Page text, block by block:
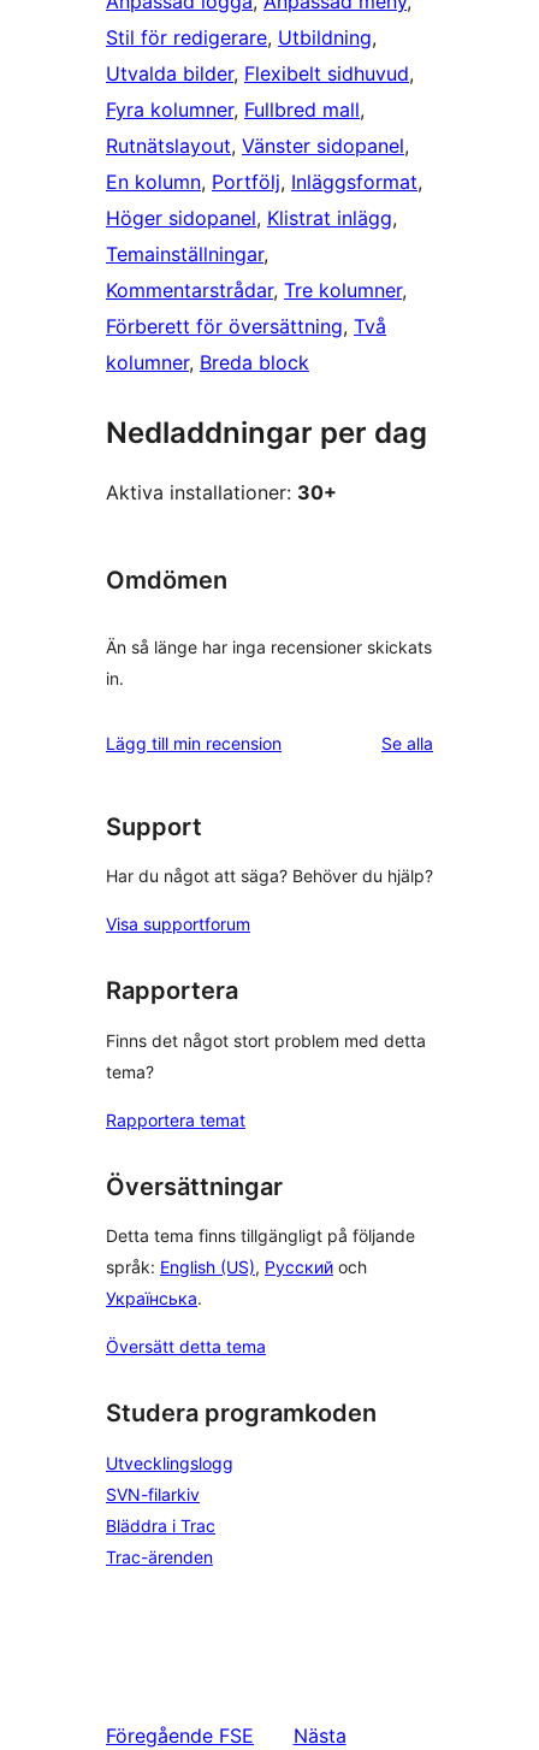
Stil för redigerare, Utbildning
Utvalda bilder, Flexibelt sidhuvud
Fyra kolumner, Fullbred mall
Rutnätslayout, Vänster sidopanel
En kolumn, Portfölj, Inläggsformat
Höger sidopanel, Klistrat inlägg
Temainställningar
Kommentarstrådar, Tre kolumner
Förberett för översättning, Två
kolumner, Breda block
Nedladdningar per dag
Aktiva installationer: 30+
Omdömen
Än så länge har inga recensioner skickats
in.
Lägg till min recension Se alla
Support
Har du något att säga? Behöver du hjälp?
Visa supportforum
Rapportera
Finns det något stort problem med detta
tema?
Rapportera temat
Översättningar
Detta tema finns tillgängligt på följande
språk: English (US), Русский och
Українська.
Översätt detta tema
Studera programkoden
Utvecklingslogg
SVN-filarkiv
Bläddra i Trac
Trac-ärenden
Föregående FSE
Nästa